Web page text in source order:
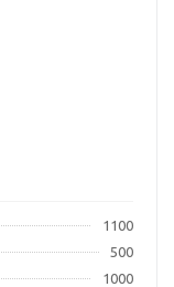
1100
500
1000